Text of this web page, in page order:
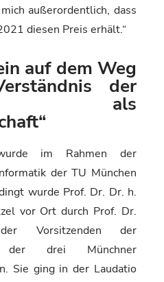
außerordentlich, dass
diesen Preis erhält.“
auf dem Weg
der
als
im Rahmen der
der TU München
wurde Prof. Dr. Dr. h.
vor Ort durch Prof. Dr.
Vorsitzenden der
der drei Münchner
Sie ging in der Laudatio